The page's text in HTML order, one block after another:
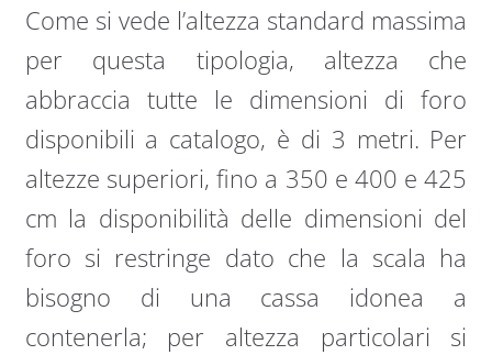
Come si vede l’altezza standard massima
per questa tipologia, altezza che
abbraccia tutte le dimensioni di foro
disponibili a catalogo, è di 3 metri. Per
altezze superiori, fino a 350 e 400 e 425
cm la disponibilità delle dimensioni del
foro si restringe dato che la scala ha
bisogno di una cassa idonea a
contenerla; per altezza particolari si